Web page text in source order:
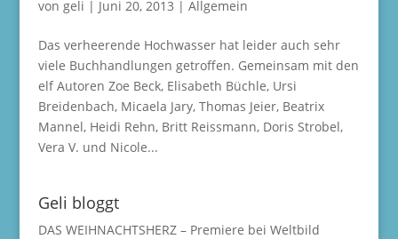
von geli | Juni 20, 2013 | Allgemein
Das verheerende Hochwasser hat leider auch sehr
viele Buchhandlungen getroffen. Gemeinsam mit den
elf Autoren Zoe Beck, Elisabeth Büchle, Ursi
Breidenbach, Micaela Jary, Thomas Jeier, Beatrix
Mannel, Heidi Rehn, Britt Reissmann, Doris Strobel,
Vera V. und Nicole...
Geli bloggt
DAS WEIHNACHTSHERZ – Premiere bei Weltbild